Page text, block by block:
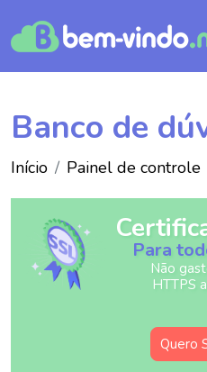
Banco de
Início Painel de controle
Para
Não
HTTPS
Quero